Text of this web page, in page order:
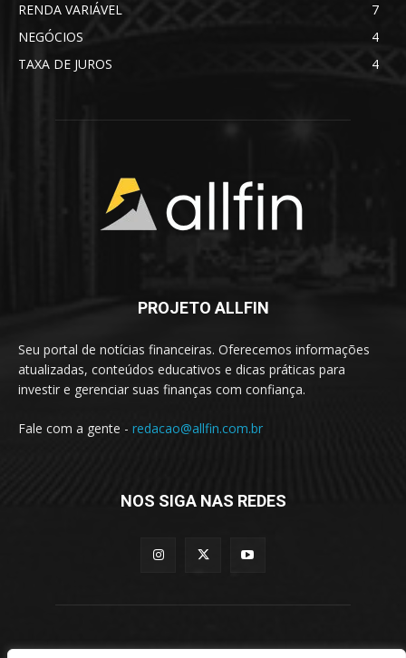
RENDA VARIÁVEL
7
NEGÓCIOS
4
TAXA DE JUROS
4
PROJETO ALLFIN
Seu portal de notícias financeiras. Oferecemos informações
atualizadas, conteúdos educativos e dicas práticas para
investir e gerenciar suas finanças com confiança.
Fale com a gente - redacao@allfin.com.br
NOS SIGA NAS REDES